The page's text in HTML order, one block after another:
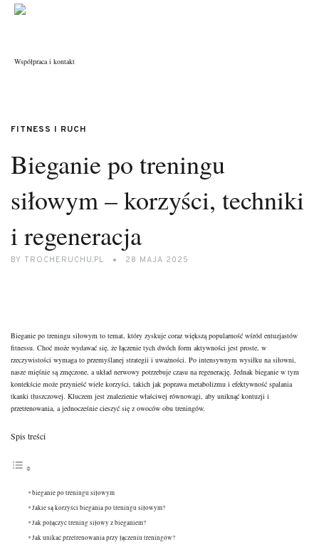
Współpraca i kontakt
FITNESS I RUCH
Bieganie po treningu
siłowym – korzyści, techniki
i regeneracja
BY TROCHERUCHU.PL 28 MAJA 2025
Bieganie po treningu siłowym to temat, który zyskuje coraz większą popularność wśród entuzjastów
fitnessu. Choć może wydawać się, że łączenie tych dwóch form aktywności jest proste, w
rzeczywistości wymaga to przemyślanej strategii i uważności. Po intensywnym wysiłku na siłowni,
nasze mięśnie są zmęczone, a układ nerwowy potrzebuje czasu na regenerację. Jednak bieganie w tym
kontekście może przynieść wiele korzyści, takich jak poprawa metabolizmu i efektywność spalania
tkanki tłuszczowej. Kluczem jest znalezienie właściwej równowagi, aby uniknąć kontuzji i
przetrenowania, a jednocześnie cieszyć się z owoców obu treningów.
Spis treści
bieganie po treningu siłowym
Jakie są korzyści biegania po treningu siłowym?
Jak połączyć trening siłowy z bieganiem?
Jak unikać przetrenowania przy łączeniu treningów?